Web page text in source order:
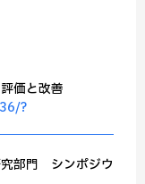
価と改善
?
部門 シンポジウ